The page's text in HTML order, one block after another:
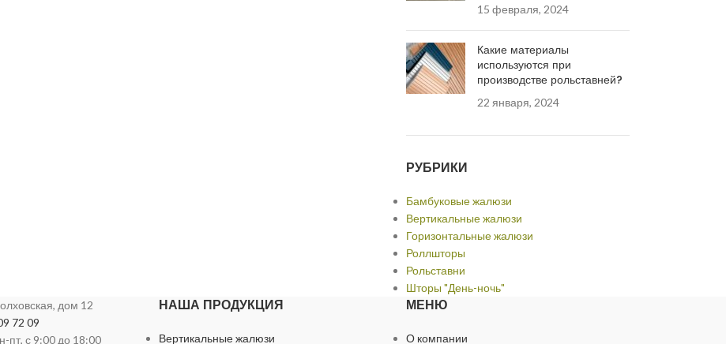
15 февраля, 2024
Какие материалы
используются при
производстве рольставней?
22 января, 2024
РУБРИКИ
Бамбуковые жалюзи
Вертикальные жалюзи
Горизонтальные жалюзи
Роллшторы
Рольставни
Шторы "День-ночь"
дом 12
72 09
пт, с 9:00 до 18:00
НАША ПРОДУКЦИЯ
Вертикальные жалюзи
МЕНЮ
О компании